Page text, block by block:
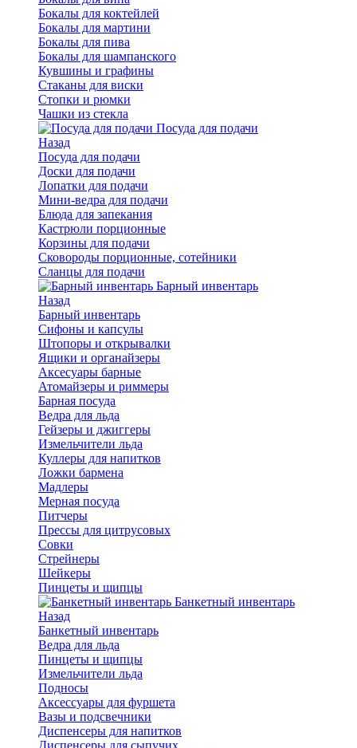
Бокалы для коктейлей
Бокалы для мартини
Бокалы для пива
Бокалы для шампанского
Кувшины и графины
Стаканы для виски
Стопки и рюмки
Чашки из стекла
Посуда для подачи
Назад
Посуда для подачи
Доски для подачи
Лопатки для подачи
Мини-ведра для подачи
Блюда для запекания
Кастрюли порционные
Корзины для подачи
Сковороды порционные, сотейники
Сланцы для подачи
Барный инвентарь
Назад
Барный инвентарь
Сифоны и капсулы
Штопоры и открывалки
Ящики и органайзеры
Аксесуары барные
Атомайзеры и риммеры
Барная посуда
Ведра для льда
Гейзеры и джиггеры
Измельчители льда
Куллеры для напитков
Ложки бармена
Мадлеры
Мерная посуда
Питчеры
Прессы для цитрусовых
Совки
Стрейнеры
Шейкеры
Пинцеты и щипцы
Банкетный инвентарь
Назад
Банкетный инвентарь
Ведра для льда
Пинцеты и щипцы
Измельчители льда
Подносы
Аксессуары для фуршета
Вазы и подсвечники
Диспенсеры для напитков
Диспенсеры для сыпучих